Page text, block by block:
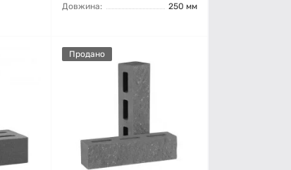
Довжина:
250 мм
Продано